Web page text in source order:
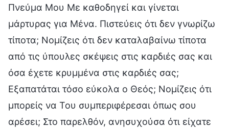
Πνεύμα Μου Με καθοδηγεί και γίνεται
μάρτυρας για Μένα. Πιστεύεις ότι δεν γνωρίζω
τίποτα; Νομίζεις ότι δεν καταλαβαίνω τίποτα
από τις ύπουλες σκέψεις στις καρδιές σας και
όσα έχετε κρυμμένα στις καρδιές σας;
Εξαπατάται τόσο εύκολα ο Θεός; Νομίζεις ότι
μπορείς να Του συμπεριφέρεσαι όπως σου
αρέσει; Στο παρελθόν, ανησυχούσα ότι είχατε